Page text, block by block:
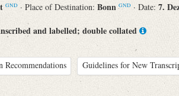
GND · Place of Destination: BonnGND · Date: 7.
and labelled; double collated
Recommendations Guidelines for New